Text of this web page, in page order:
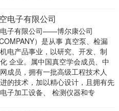
电子有限公司
子有限公司——博尔康公司
）是从事 真空泵、检漏
电产品事业，以研究、开发、制
企业。属中国真空学会成员、中
成员，拥有一批高级工程技术人
的技术，加以精心设计，且拥有先
子加工设备、 检测仪器和专